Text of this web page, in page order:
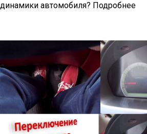
динамики автомобиля? Подробнее